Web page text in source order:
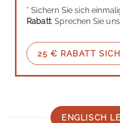
* Sichern Sie sich
Rabatt: Sprechen Sie
25 € RABATT
ENGLISCH